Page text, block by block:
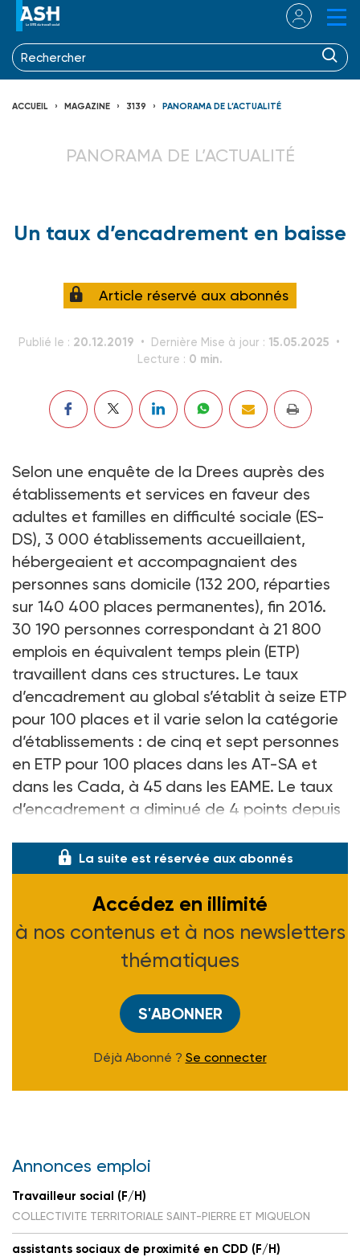
ACCUEIL MAGAZINE 3139 PANORAMA DE L’ACTUALITÉ
PANORAMA DE L’ACTUALITÉ
Un taux d’encadrement en baisse
Article réservé aux abonnés
Publié le : 20.12.2019 Dernière Mise à jour : 15.05.2025
Lecture : 0 min.
Selon une enquête de la Drees auprès des
établissements et services en faveur des
adultes et familles en difficulté sociale (ES-
DS), 3 000 établissements accueillaient,
hébergeaient et accompagnaient des
personnes sans domicile (132 200, réparties
sur 140 400 places permanentes), fin 2016.
30 190 personnes correspondant à 21 800
emplois en équivalent temps plein (ETP)
travaillent dans ces structures. Le taux
d’encadrement au global s’établit à seize ETP
pour 100 places et il varie selon la catégorie
d’établissements : de cinq et sept personnes
en ETP pour 100 places dans les AT-SA et
dans les Cada, à 45 dans les EAME. Le taux
d’encadrement a diminué de 4 points depuis
La suite est réservée aux abonnés
Accédez en illimité
à nos contenus et à nos newsletters
thématiques
S'ABONNER
Déjà Abonné ? Se connecter
Annonces emploi
Travailleur social (F/H)
COLLECTIVITE TERRITORIALE SAINT-PIERRE ET MIQUELON
assistants sociaux de proximité en CDD (F/H)